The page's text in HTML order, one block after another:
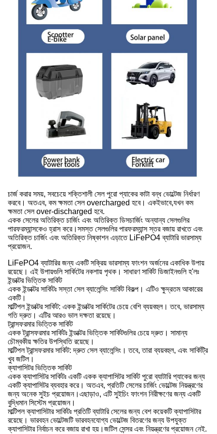
চার্জ করার সময়, সবচেয়ে শক্তিশালী সেল পুরো প্যাকের কাটা বন্ধ ভোল্টেজ নির্ধারণ
করবে। অতএব, কম ক্ষমতা সেল overcharged হবে। একইভাবে,যখন কম
ক্ষমতা সেল over-discharged হবে.
একক সেলের অতিরিক্ত চার্জিং এবং অতিরিক্ত ডিসচার্জিং অন্যান্য সেলগুলির
পারফরম্যান্সকেও হ্রাস করে।সমস্ত সেলগুলির পারফরম্যান্স স্তর বজায় রাখতে এবং
অতিরিক্ত চার্জিং এবং অতিরিক্ত নিষ্কাশন এড়াতে LiFePO4 ব্যাটারি ভারসাম্য
প্রয়োজন.
LiFePO4 ব্যাটারির জন্য একটি সক্রিয় ভারসাম্য ফাংশন অর্জনের একাধিক উপায়
রয়েছে। এই উপায়গুলি সার্কিটের নকশায় পৃথক। সাধারণ সার্কিট ডিজাইনগুলি হ'লঃ
ইন্ডাক্টর ভিত্তিক সার্কিট
একক ইন্ডাক্টর সার্কিটঃ সস্তা সেল ব্যালেন্সিং সার্কিট বিকল্প। এটিও ক্ষুদ্রতম আকারের
একটি।
মাল্টিপল ইন্ডাক্টর সার্কিট: একক ইন্ডাক্টর সার্কিটের চেয়ে বেশি ব্যয়বহুল। তবে, ভারসাম্য
গতি দ্রুত। এটির আরও ভাল দক্ষতা রয়েছে।
ট্রান্সফরমার ভিত্তিক সার্কিট
একক ট্রান্সফরমার সার্কিটঃ ইন্ডাক্টর ভিত্তিক সার্কিটগুলির চেয়ে দ্রুত। সামান্য
চৌম্বকীয় ক্ষতির উপস্থিতি রয়েছে।
মাল্টিপল ট্রান্সফরমার সার্কিট: দ্রুত সেল ব্যালেন্সিং। তবে, তারা ব্যয়বহুল, এবং সার্কিট্রি
খুব জটিল।
ক্যাপাসিটর ভিত্তিক সার্কিট
একক ক্যাপাসিটর সার্কিটঃ একটি একক ক্যাপাসিটর সার্কিট পুরো ব্যাটারি প্যাকের জন্য
একটি ক্যাপাসিটর ব্যবহার করে। অতএব, প্রতিটি সেলের চার্জিং ভোল্টেজ নিয়ন্ত্রণের
জন্য অনেক সুইচ প্রয়োজন।এছাড়াও, এটি সুইচিং ফাংশন নিরীক্ষণের জন্য একটি
বুদ্ধিমান সিস্টেম প্রয়োজন।
মাল্টিপল ক্যাপাসিটার সার্কিটঃ প্রতিটি ব্যাটারি সেলের জন্য বেশ কয়েকটি ক্যাপাসিটার
রয়েছে। ভারবহন ভোল্টেজটি ভারবহনযোগ্য ভোল্টেজ বিতরণের জন্য উপযুক্ত
ক্যাপাসিটার নির্বাচন করে বজায় রাখা হয়।জটিল সেন্সর এবং নিয়ন্ত্রণের প্রয়োজন নেই.